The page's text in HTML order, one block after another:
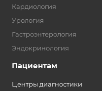
Кардиология
Урология
Гастроэнтерология
Эндокринология
Пациентам
Центры диагностики